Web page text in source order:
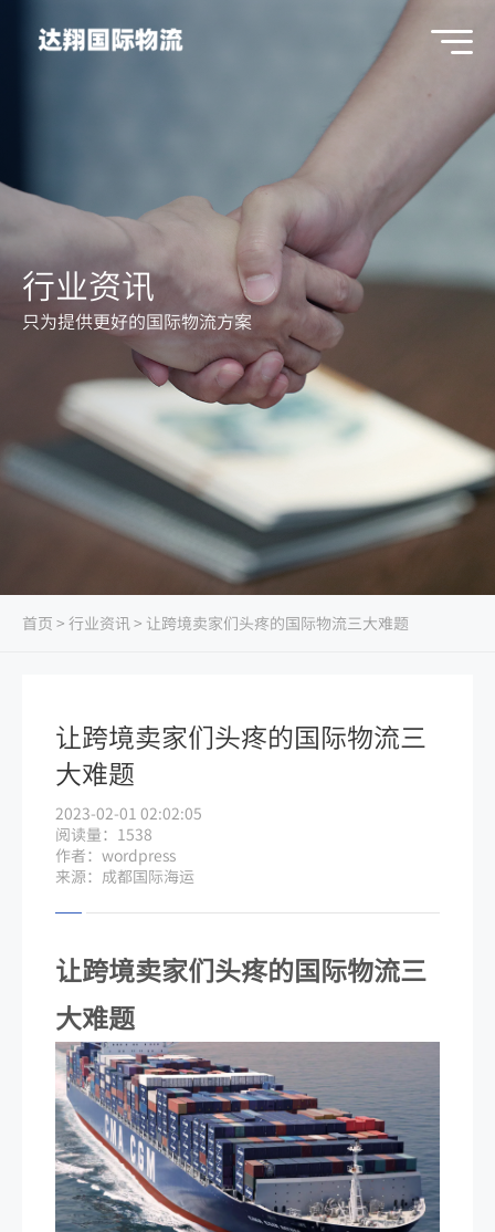
行业资讯
只为提供更好的国际物流方案
首页 > 行业资讯> 让跨境卖家们头疼的国际物流三大难题
让跨境卖家们头疼的国际物流三
大难题
2023-02-01 02:02:05
阅读量：1538
作者：wordpress
来源：成都国际海运
让跨境卖家们头疼的国际物流三
大难题